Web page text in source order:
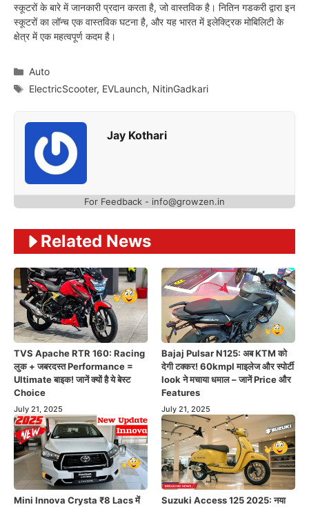
स्कूटरों के बारे में जानकारी प्रदान करता है, जो वास्तविक है। नितिन गडकरी द्वारा इन
स्कूटरों का लॉन्च एक वास्तविक घटना है, और यह भारत में इलेक्ट्रिक मोबिलिटी के
क्षेत्र में एक महत्वपूर्ण कदम है।
Categories
Auto
Tags
ElectricScooter, EVLaunch, NitinGadkari
Jay Kothari
For Feedback - info@growzen.in
Related News
TVS Apache RTR 160: Racing
लुक + जबरदस्त Performance =
Ultimate बाइक! जानें क्यों है ये बेस्ट
Choice
July 21, 2025
Bajaj Pulsar N125: अब KTM को
देगी टक्कर! 60kmpl माइलेज और स्पोर्टी
look ने मचाया धमाल – जानें Price और
Features
July 21, 2025
Mini Innova Crysta ₹8 Lacs में
Suzuki Access 125 2025: नया